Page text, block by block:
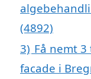
(4892)
3) Få nemt
facade i